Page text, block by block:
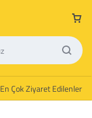
En Çok Ziyaret Edilenler